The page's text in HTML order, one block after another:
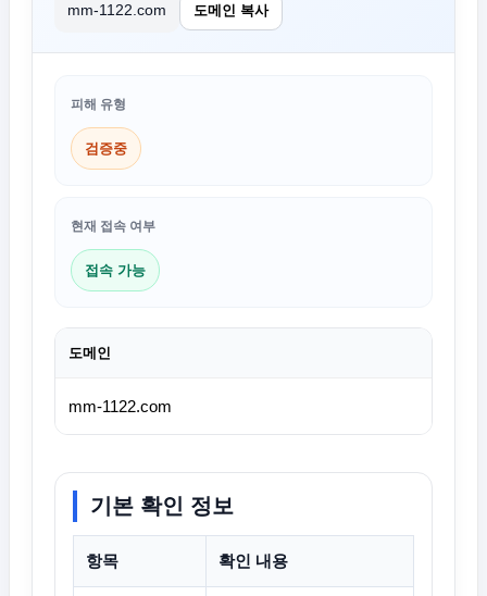
mm-1122.com 도메인 복사
피해 유형
검증중
현재 접속 여부
접속 가능
도메인
mm-1122.com
기본 확인 정보
항목 확인 내용